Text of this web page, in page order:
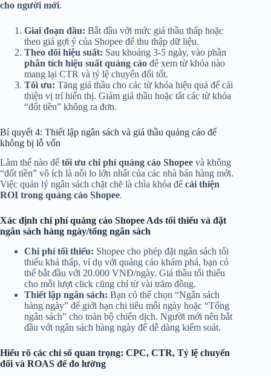
cho người mới.
Giai đoạn đầu: Bắt đầu với mức giá thầu thấp hoặc
theo giá gợi ý của Shopee để thu thập dữ liệu.
Theo dõi hiệu suất: Sau khoảng 3-5 ngày, vào phần
phân tích hiệu suất quảng cáo để xem từ khóa nào
mang lại CTR và tỷ lệ chuyển đổi tốt.
Tối ưu: Tăng giá thầu cho các từ khóa hiệu quả để cải
thiện vị trí hiển thị. Giảm giá thầu hoặc tắt các từ khóa
“đốt tiền” không ra đơn.
Bí quyết 4: Thiết lập ngân sách và giá thầu quảng cáo để
không bị lỗ vốn
Làm thế nào để tối ưu chi phí quảng cáo Shopee và không
“đốt tiền” vô ích là nỗi lo lớn nhất của các nhà bán hàng mới.
Việc quản lý ngân sách chặt chẽ là chìa khóa để cải thiện
ROI trong quảng cáo Shopee.
Xác định chi phí quảng cáo Shopee Ads tối thiểu và đặt
ngân sách hàng ngày/tổng ngân sách
Chi phí tối thiểu: Shopee cho phép đặt ngân sách tối
thiểu khá thấp, ví dụ với quảng cáo khám phá, bạn có
thể bắt đầu với 20.000 VNĐ/ngày. Giá thầu tối thiểu
cho mỗi lượt click cũng chỉ từ vài trăm đồng.
Thiết lập ngân sách: Bạn có thể chọn “Ngân sách
hàng ngày” để giới hạn chi tiêu mỗi ngày hoặc “Tổng
ngân sách” cho toàn bộ chiến dịch. Người mới nên bắt
đầu với ngân sách hàng ngày để dễ dàng kiểm soát.
Hiểu rõ các chỉ số quan trọng: CPC, CTR, Tỷ lệ chuyển
đổi và ROAS để đo lường